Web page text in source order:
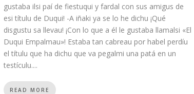
gustaba ilsi paí de fiestuqui y fardal con sus amigus de
esi títulu de Duqui! -A iñaki ya se lo he dichu ¡Qué
disgustu sa llevau! ¡Con lo que a él le gustaba llamalsi «El
Duqui Empalmau»! Estaba tan cabreau por habel perdíu
el títulu que ha dichu que va pegalmi una patá en un
testículu....
READ MORE